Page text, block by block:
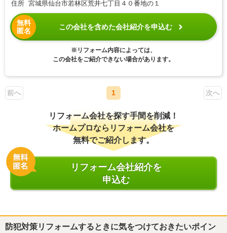
住所 宮城県仙台市若林区荒井七丁目４０番地の１
無料
匿名
この会社を含めた会社紹介を申込む
※リフォーム内容によっては、
この会社をご紹介できない場合があります。
前へ 1 次へ
リフォーム会社を探す手間を削減！
ホームプロならリフォーム会社を
無料でご紹介します。
リフォーム会社紹介を
申込む
防犯対策リフォームするときに気をつけておきたいポイン